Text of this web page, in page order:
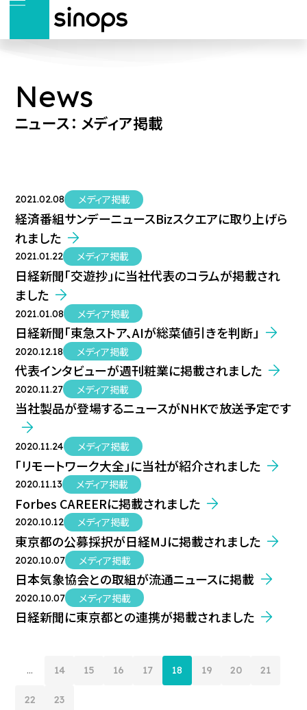
News
ニュース： メディア掲載
2021.02.08 メディア掲載
経済番組サンデーニュースBizスクエアに取り上げら
れました
2021.01.22 メディア掲載
日経新聞「交遊抄」に当社代表のコラムが掲載され
ました
2021.01.08 メディア掲載
日経新聞「東急ストア、AIが総菜値引きを判断」
2020.12.18 メディア掲載
代表インタビューが週刊粧業に掲載されました
2020.11.27 メディア掲載
当社製品が登場するニュースがNHKで放送予定です
2020.11.24 メディア掲載
「リモートワーク大全」に当社が紹介されました
2020.11.13 メディア掲載
Forbes CAREERに掲載されました
2020.10.12 メディア掲載
東京都の公募採択が日経MJに掲載されました
2020.10.07 メディア掲載
日本気象協会との取組が流通ニュースに掲載
2020.10.07 メディア掲載
日経新聞に東京都との連携が掲載されました
... 14 15 16 17 18 19 20 21
22 23